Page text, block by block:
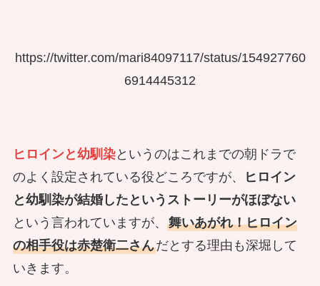
https://twitter.com/mari84097117/status/154927760
6914445312
ヒロインと幼馴染というのはこれまでの朝ドラで
のよく設定されている役どころですが、
ヒロイン
と幼馴染が結婚したというストーリーがほぼない
という言われていますが、 舞いあがれ！ヒロイン
の相手役は赤楚衛二さんだとする理由も深堀して
いきます。